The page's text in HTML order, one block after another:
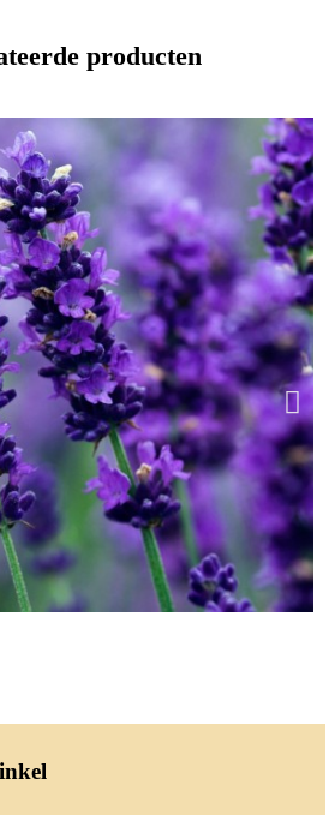
producten